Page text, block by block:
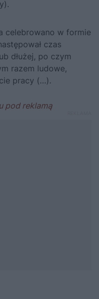
celebrowano w formie
czas
dłużej, po czym
razem ludowe,
pracy (…).